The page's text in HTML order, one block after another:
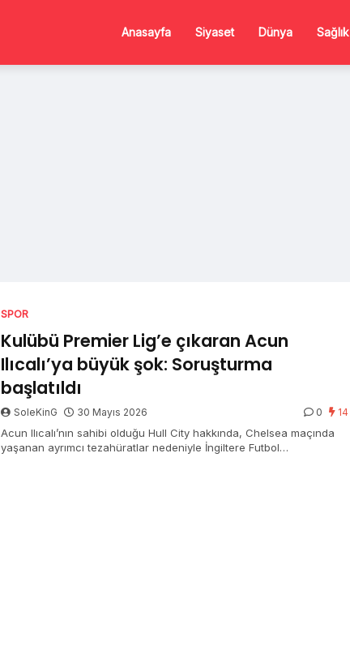
Anasayfa Siyaset Dünya Sağlık
SPOR
Kulübü Premier Lig’e çıkaran Acun
Ilıcalı’ya büyük şok: Soruşturma
başlatıldı
SoleKinG 30 Mayıs 2026 0 14
Acun Ilıcalı’nın sahibi olduğu Hull City hakkında, Chelsea maçında
yaşanan ayrımcı tezahüratlar nedeniyle İngiltere Futbol